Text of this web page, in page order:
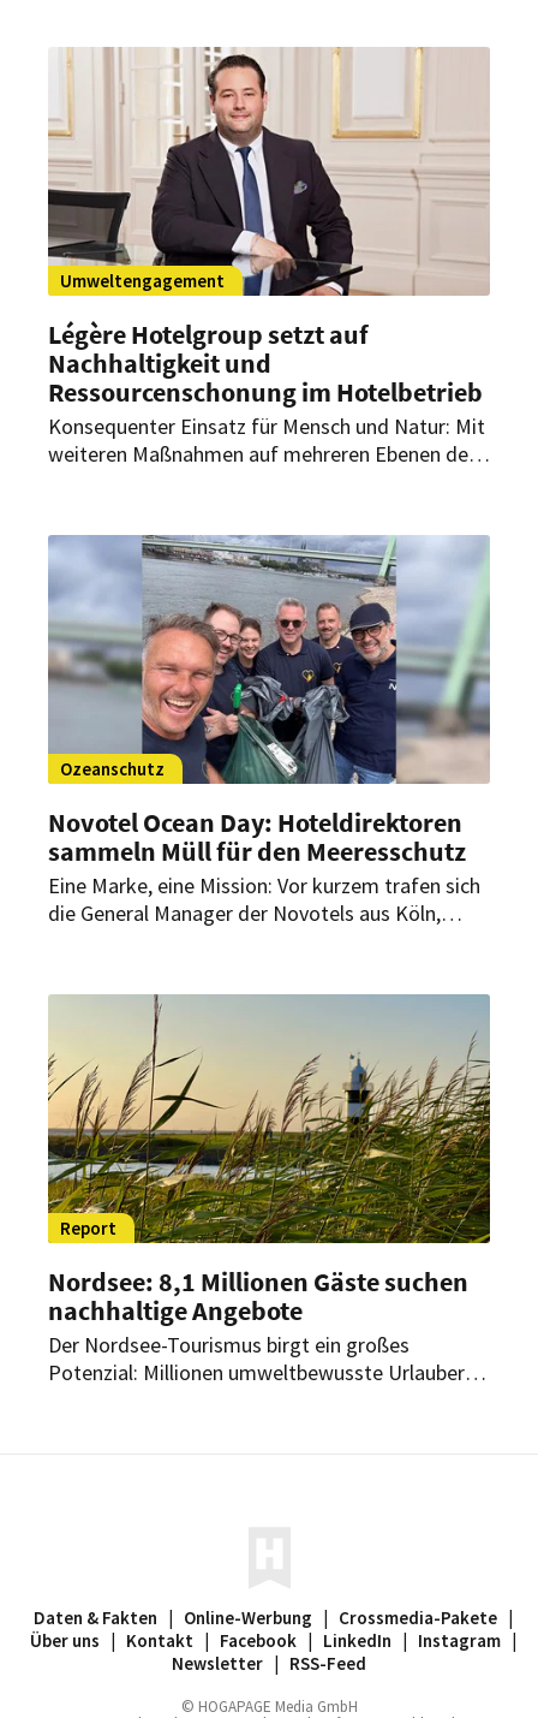
die sich zu den Trends und Herausforderungen
der Touristik, speziell für das Ahrtal,
auszutauschen.
Umweltengagement
Légère Hotelgroup setzt auf
Nachhaltigkeit und
Ressourcenschonung im Hotelbetrieb
Konsequenter Einsatz für Mensch und Natur: Mit
weiteren Maßnahmen auf mehreren Ebenen der
Deutschland und Luxemburg ihr Engagement.
Mittelfristig will die Légère Hotelgroup dabei ihr
Business komplett klimaneutral gestalten und
damit neue Akzente im Hotelmarkt setzen.
Ozeanschutz
Novotel Ocean Day: Hoteldirektoren
sammeln Müll für den Meeresschutz
Eine Marke, eine Mission: Vor kurzem trafen sich
die General Manager der Novotels aus Köln,
einer Müll-Sammelaktion für den Schutz der
Report
Nordsee: 8,1 Millionen Gäste suchen
nachhaltige Angebote
Der Nordsee-Tourismus birgt ein großes
Potenzial: Millionen umweltbewusste Urlauber
Daten & Fakten | Online-Werbung | Crossmedia-Pakete |
Über uns | Kontakt | Facebook | LinkedIn | Instagram |
Newsletter | RSS-Feed
© HOGAPAGE Media GmbH